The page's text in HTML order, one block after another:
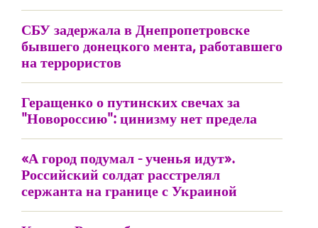
СБУ задержала в Днепропетровске
бывшего донецкого мента, работавшего
на террористов
Геращенко о путинских свечах за
"Новороссию": цинизму нет предела
«А город подумал - ученья идут».
Российский солдат расстрелял
сержанта на границе с Украиной